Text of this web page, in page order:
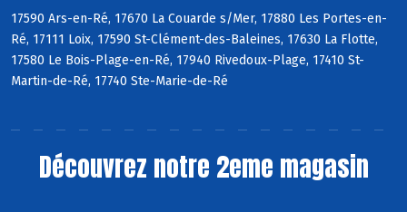
17590 Ars-en-Ré, 17670 La Couarde s/Mer, 17880 Les Portes-en-
Ré, 17111 Loix, 17590 St-Clément-des-Baleines, 17630 La Flotte,
17580 Le Bois-Plage-en-Ré, 17940 Rivedoux-Plage, 17410 St-
Martin-de-Ré, 17740 Ste-Marie-de-Ré
Découvrez notre 2eme magasin